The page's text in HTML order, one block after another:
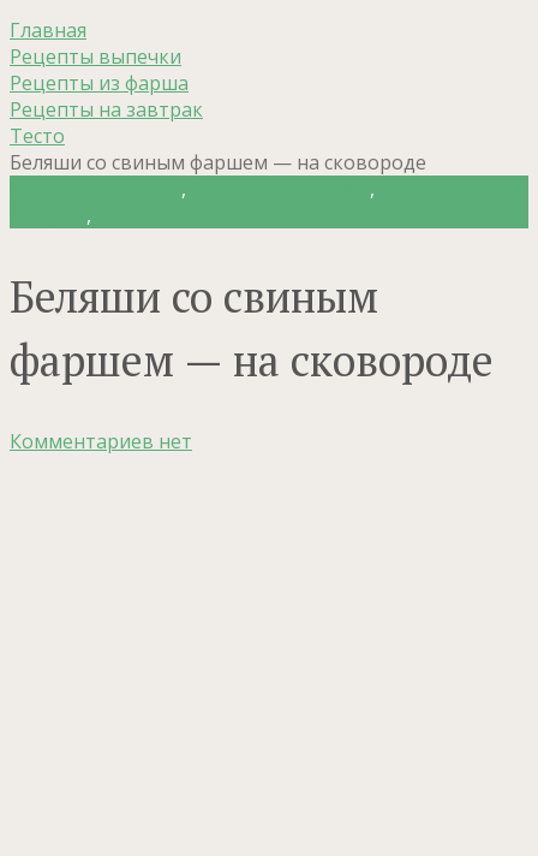
Главная
Рецепты выпечки
Рецепты из фарша
Рецепты на завтрак
Тесто
Беляши со свиным фаршем — на сковороде
, ,
,
Беляши со свиным
фаршем — на сковороде
Комментариев нет